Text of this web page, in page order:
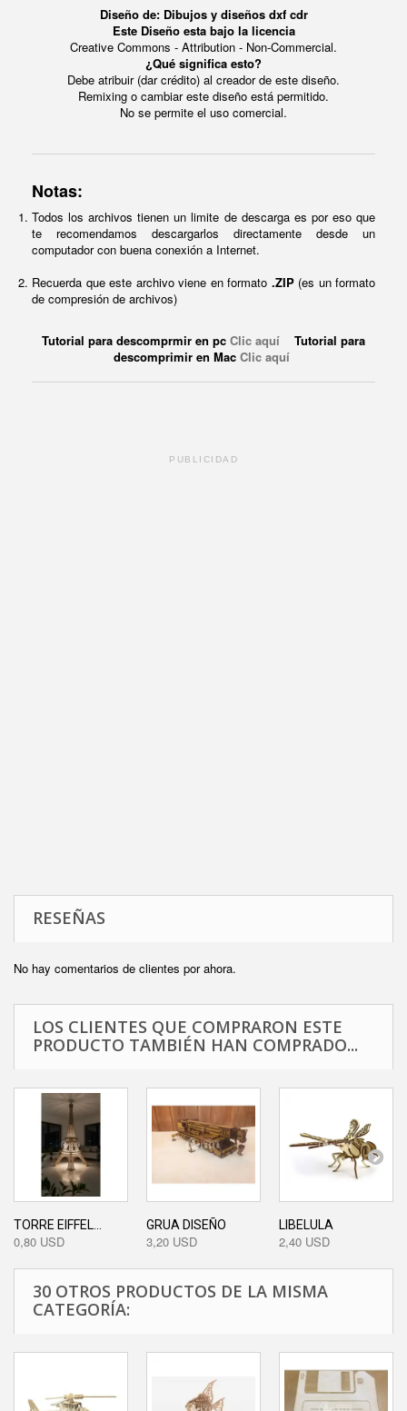
Diseño de: Dibujos y diseños dxf cdr
Este Diseño esta bajo la licencia
Creative Commons - Attribution - Non-Commercial.
¿Qué significa esto?
Debe atribuir (dar crédito) al creador de este diseño.
Remixing o cambiar este diseño está permitido.
No se permite el uso comercial.
Notas:
Todos los archivos tienen un limite de descarga es por eso que
te recomendamos descargarlos directamente desde un
computador con buena conexión a Internet.
Recuerda que este archivo viene en formato .ZIP(es un formato
de compresión de archivos)
Tutorial para descomprmir en pc Clic aquí Tutorial para
descomprimir en Mac Clic aquí
PUBLICIDAD
RESEÑAS
No hay comentarios de clientes por ahora.
LOS CLIENTES QUE COMPRARON ESTE
PRODUCTO TAMBIÉN HAN COMPRADO...
TORRE EIFFEL...
0,80 USD
GRUA DISEÑO
3,20 USD
LIBELULA
2,40 USD
30 OTROS PRODUCTOS DE LA MISMA
CATEGORÍA: